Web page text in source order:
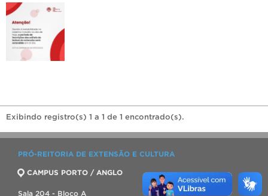
Exibindo registro(s) 1 a 1 de 1 encontrado(s).
PRÓ-REITORIA DE EXTENSÃO E CULTURA
CAMPUS PORTO / ANGLO
Sala 204 - Bloco A